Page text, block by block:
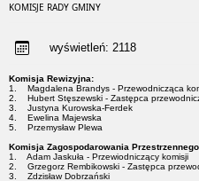
KOMISJE RADY GMINY
wyświetleń: 2118
Komisja Rewizyjna:
1. Magdalena Brandys - Przewodnicząca
2. Hubert Stęszewski - Zastępca
3. Justyna Kurowska-Ferdek
4. Ewelina Majewska
5. Przemysław Plewa
Komisja Zagospodarowania
1. Adam Jaskuła - Przewiodniczący komisji
2. Grzegorz Rembikowski - Zastępca
3. Zdzisław Dobrzański